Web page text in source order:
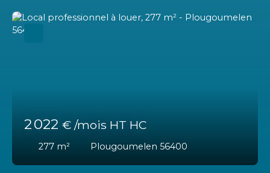
2 022 € /mois HT HC
277 m² Plougoumelen 56400